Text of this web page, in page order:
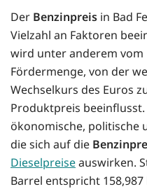
Der Benzinpreis in Bad
Vielzahl an Faktoren
wird unter anderem vom
Fördermenge, von der
Wechselkurs des Euros
Produktpreis
ökonomische, politische
die sich auf die
Dieselpreiseauswirken.
Barrel entspricht